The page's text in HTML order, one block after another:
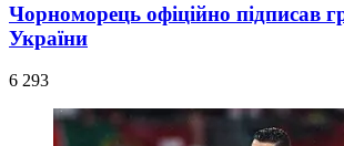
Чорноморець офіційно підписав
України
6 293